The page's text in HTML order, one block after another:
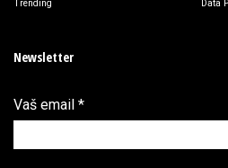
Trending Data
Newsletter
Vaš email *